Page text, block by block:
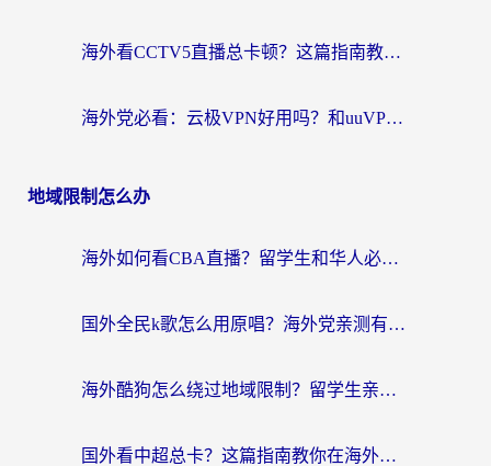
海外看CCTV5直播总卡顿？这篇指南教你选对回国加速器，无缝刷国内资源
海外党必看：云极VPN好用吗？和uuVPN对比哪个回国效果更好？附真实体验+避坑指南
地域限制怎么办
海外如何看CBA直播？留学生和华人必看的无卡顿观赛指南
国外全民k歌怎么用原唱？海外党亲测有效的回国加速解决方案
海外酷狗怎么绕过地域限制？留学生亲测有效的回国加速器选择指南
国外看中超总卡？这篇指南教你在海外流畅看体育赛事+中文解说（附避坑技巧）